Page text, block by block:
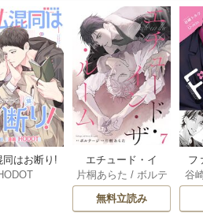
同はお断り!
ヨミ】 67巻
エチュード・イ
ン・ザ・ルーム[Blu
Mellow] 7巻
片桐あらた / ボルテ
ージ
無料立読み
フ
～
谷